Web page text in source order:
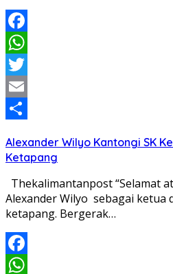
Facebook
WhatsApp
Twitter
Email
Alexander Wilyo Kantongi SK
Ketapang
Thekalimantanpost “Selamat
Alexander Wilyo sebagai ketua
ketapang. Bergerak…
Facebook